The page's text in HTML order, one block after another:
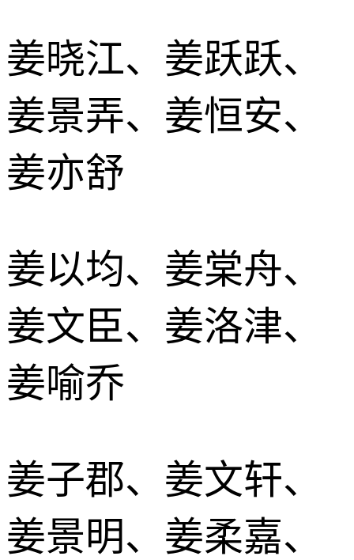
姜晓江、姜跃跃、
姜景弄、姜恒安、
姜亦舒
姜以均、姜棠舟、
姜文臣、姜洛津、
姜喻乔
姜子郡、姜文轩、
姜景明、姜柔嘉、